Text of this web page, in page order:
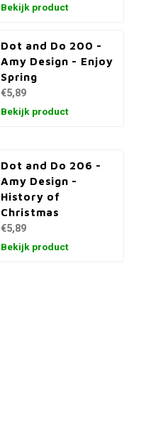
Bekijk product
Dot and Do 200 -
Amy Design - Enjoy
Spring
€5,89
Bekijk product
Dot and Do 206 -
Amy Design -
History of
Christmas
€5,89
Bekijk product